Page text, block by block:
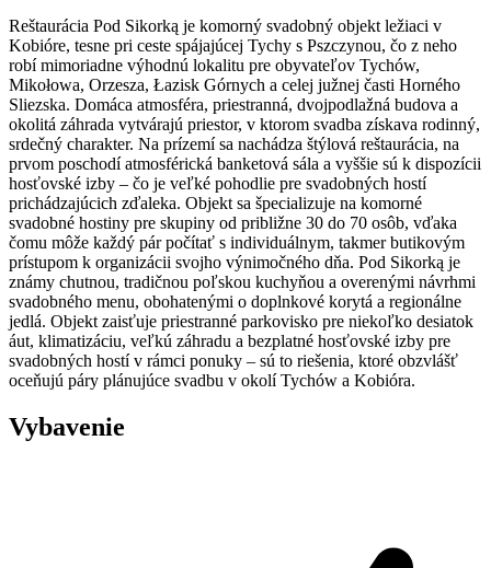
Reštaurácia Pod Sikorką je komorný svadobný objekt ležiaci v
Kobióre, tesne pri ceste spájajúcej Tychy s Pszczynou, čo z neho
robí mimoriadne výhodnú lokalitu pre obyvateľov Tychów,
Mikołowa, Orzesza, Łazisk Górnych a celej južnej časti Horného
Sliezska. Domáca atmosféra, priestranná, dvojpodlažná budova a
okolitá záhrada vytvárajú priestor, v ktorom svadba získava rodinný,
srdečný charakter. Na prízemí sa nachádza štýlová reštaurácia, na
prvom poschodí atmosférická banketová sála a vyššie sú k dispozícii
hosťovské izby – čo je veľké pohodlie pre svadobných hostí
prichádzajúcich zďaleka. Objekt sa špecializuje na komorné
svadobné hostiny pre skupiny od približne 30 do 70 osôb, vďaka
čomu môže každý pár počítať s individuálnym, takmer butikovým
prístupom k organizácii svojho výnimočného dňa. Pod Sikorką je
známy chutnou, tradičnou poľskou kuchyňou a overenými návrhmi
svadobného menu, obohatenými o doplnkové korytá a regionálne
jedlá. Objekt zaisťuje priestranné parkovisko pre niekoľko desiatok
áut, klimatizáciu, veľkú záhradu a bezplatné hosťovské izby pre
svadobných hostí v rámci ponuky – sú to riešenia, ktoré obzvlášť
oceňujú páry plánujúce svadbu v okolí Tychów a Kobióra.
Vybavenie